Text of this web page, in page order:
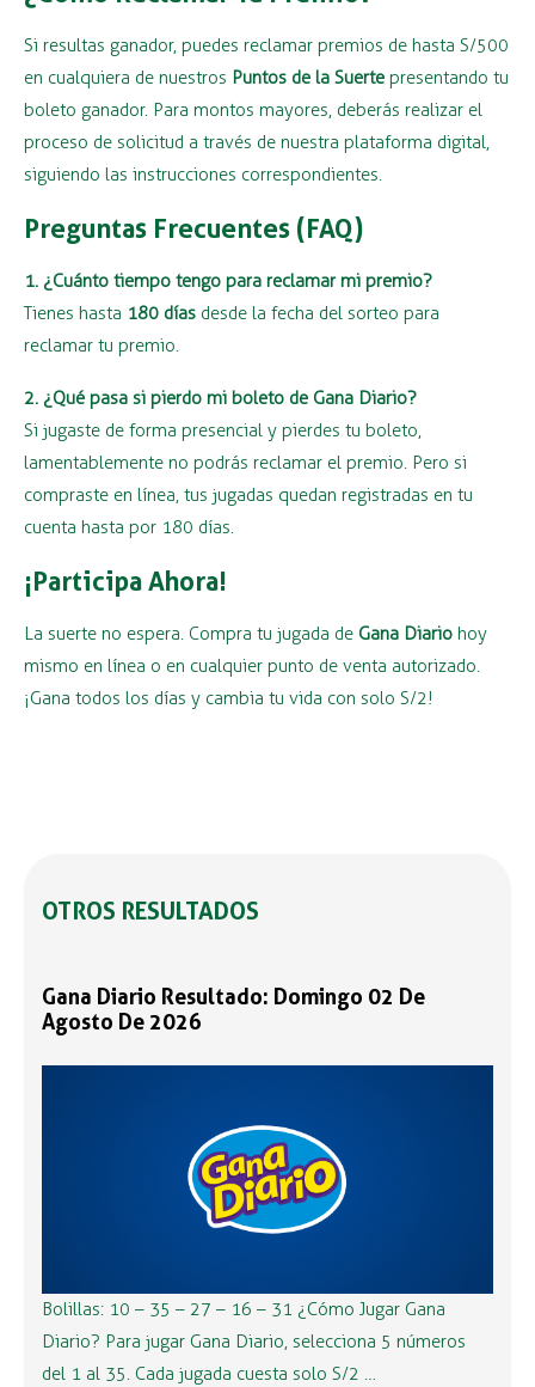
Si resultas ganador, puedes reclamar premios de hasta S/500
en cualquiera de nuestros Puntos de la Suerte presentando tu
boleto ganador. Para montos mayores, deberás realizar el
proceso de solicitud a través de nuestra plataforma digital,
siguiendo las instrucciones correspondientes.
Preguntas Frecuentes (FAQ)
1. ¿Cuánto tiempo tengo para reclamar mi premio?
Tienes hasta 180 días desde la fecha del sorteo para
reclamar tu premio.
2. ¿Qué pasa si pierdo mi boleto de Gana Diario?
Si jugaste de forma presencial y pierdes tu boleto,
lamentablemente no podrás reclamar el premio. Pero si
compraste en línea, tus jugadas quedan registradas en tu
cuenta hasta por 180 días.
¡Participa Ahora!
La suerte no espera. Compra tu jugada de Gana Diario hoy
mismo en línea o en cualquier punto de venta autorizado.
¡Gana todos los días y cambia tu vida con solo S/2!
OTROS RESULTADOS
Gana Diario Resultado: Domingo 02 De
Agosto De 2026
Bolillas: 10 – 35 – 27 – 16 – 31 ¿Cómo Jugar Gana
Diario? Para jugar Gana Diario, selecciona 5 números
del 1 al 35. Cada jugada cuesta solo S/2 …